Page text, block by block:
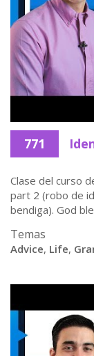
771
Clase del curso
part 2 (robo de
bendiga). God
Temas
Advice, Life,